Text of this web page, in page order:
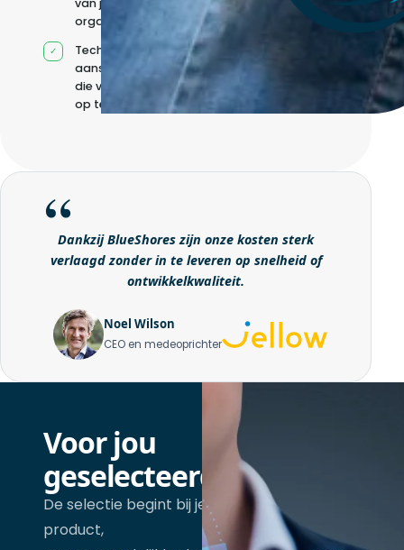
van jouw
organisatie
Technische
aansturing zonder
die volledig intern
op te bouwen
Dankzij BlueShores zijn onze kosten sterk
verlaagd zonder in te leveren op snelheid of
ontwikkelkwaliteit.
Noel Wilson
CEO en medeoprichter
Voor jou
geselecteerd
De selectie begint bij je
product,